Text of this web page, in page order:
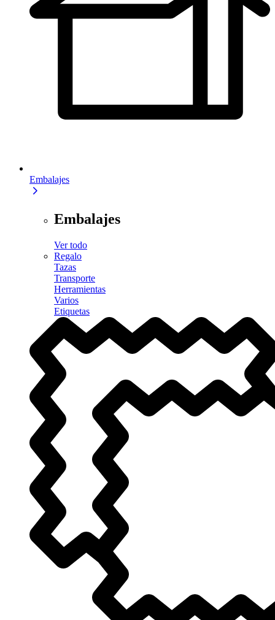
Embalajes
Embalajes
Ver todo
Regalo
Tazas
Transporte
Herramientas
Varios
Etiquetas